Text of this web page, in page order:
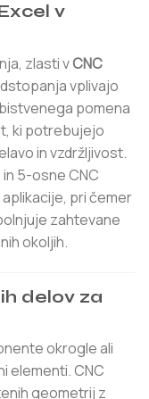
v
zlasti vCNC
vplivajo
pomena
ki potrebujejo
in vzdržljivost.
5-osne CNC
pri čemer
zahtevane
okoljih.
delov za
okrogle ali
elementi. CNC
geometrij z